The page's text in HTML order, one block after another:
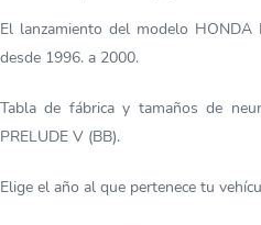
El lanzamiento del modelo HONDA
desde 1996. a 2000.
Tabla de fábrica y tamaños de
PRELUDE V (BB).
Elige el año al que pertenece tu